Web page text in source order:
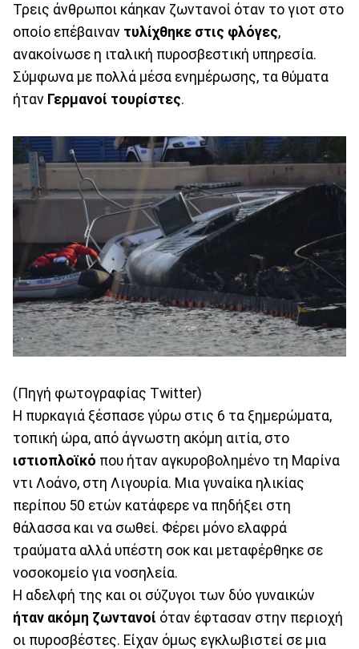
Τρεις άνθρωποι κάηκαν ζωντανοί όταν το γιοτ στο
οποίο επέβαιναν τυλίχθηκε στις φλόγες,
ανακοίνωσε η ιταλική πυροσβεστική υπηρεσία.
Σύμφωνα με πολλά μέσα ενημέρωσης, τα θύματα
ήταν Γερμανοί τουρίστες.
(Πηγή φωτογραφίας Twitter)
Η πυρκαγιά ξέσπασε γύρω στις 6 τα ξημερώματα,
τοπική ώρα, από άγνωστη ακόμη αιτία, στο
ιστιοπλοϊκό που ήταν αγκυροβολημένο τη Μαρίνα
ντι Λοάνο, στη Λιγουρία. Μια γυναίκα ηλικίας
περίπου 50 ετών κατάφερε να πηδήξει στη
θάλασσα και να σωθεί. Φέρει μόνο ελαφρά
τραύματα αλλά υπέστη σοκ και μεταφέρθηκε σε
νοσοκομείο για νοσηλεία.
Η αδελφή της και οι σύζυγοι των δύο γυναικών
ήταν ακόμη ζωντανοί όταν έφτασαν στην περιοχή
οι πυροσβέστες. Είχαν όμως εγκλωβιστεί σε μια